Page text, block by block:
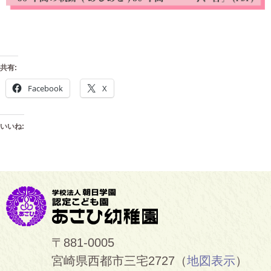
共有:
Facebook X
いいね:
〒881-0005
宮崎県西都市三宅2727（地図表示）